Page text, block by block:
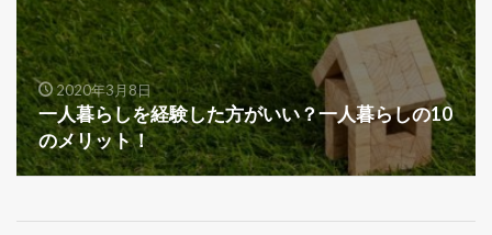
2020年3月8日
一人暮らしを経験した方がいい？一人暮らしの10
のメリット！